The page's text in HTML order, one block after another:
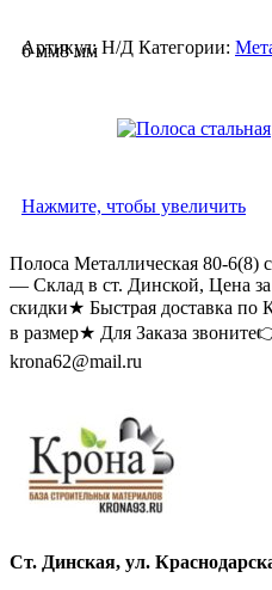
Артикул:Н/Д Категории:
6 мм8 мм
Нажмите, чтобы увеличить
Полоса Металлическая 80-6(8)
— Склад в ст. Динской, Цена
скидки★ Быстрая доставка по
в размер★ Для Заказа
krona62@mail.ru
Ст. Динская, ул.